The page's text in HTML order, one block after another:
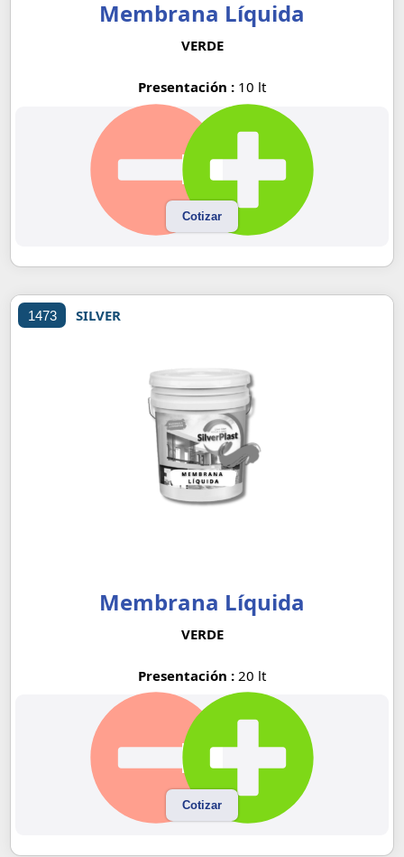
Membrana Líquida
VERDE
Presentación : 10 lt
Cotizar
Membrana Líquida
VERDE
Presentación : 20 lt
1473 SILVER
Cotizar